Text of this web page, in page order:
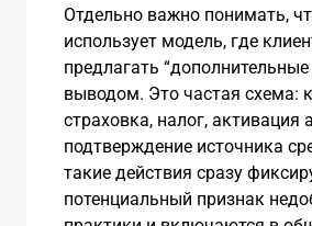
Отдельно важно понимать,
использует модель, где
предлагать
выводом. Это частая схема:
страховка, налог, активация
подтверждение источника
такие действия сразу
потенциальный признак